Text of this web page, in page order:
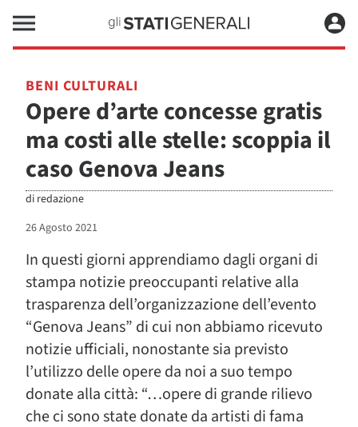
BENI CULTURALI
Opere d’arte concesse gratis
ma costi alle stelle: scoppia il
caso Genova Jeans
di redazione
26 Agosto 2021
In questi giorni apprendiamo dagli organi di
stampa notizie preoccupanti relative alla
trasparenza dell’organizzazione dell’evento
“Genova Jeans” di cui non abbiamo ricevuto
notizie ufficiali, nonostante sia previsto
l’utilizzo delle opere da noi a suo tempo
donate alla città: “…opere di grande rilievo
che ci sono state donate da artisti di fama